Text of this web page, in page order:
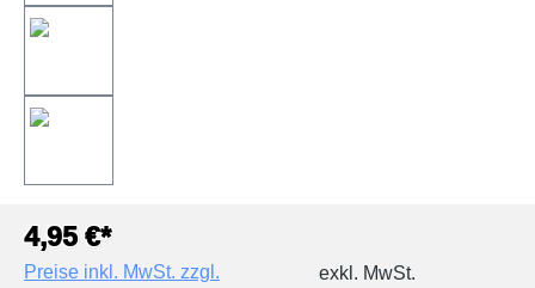
4,95 €*
Preise inkl. MwSt. zzgl.
exkl. MwSt.